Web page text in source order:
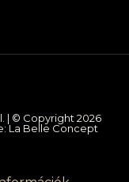
| © Copyright 2026
La Belle Concept